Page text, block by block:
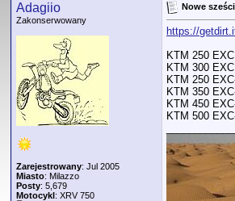
Adagiio
Zakonserwowany
Zarejestrowany: Jul 2005
Miasto: Milazzo
Posty: 5,679
Motocykl: XRV 750
Nowe
https://
KTM 250
KTM 300
KTM 250
KTM 350
KTM 450
KTM 500